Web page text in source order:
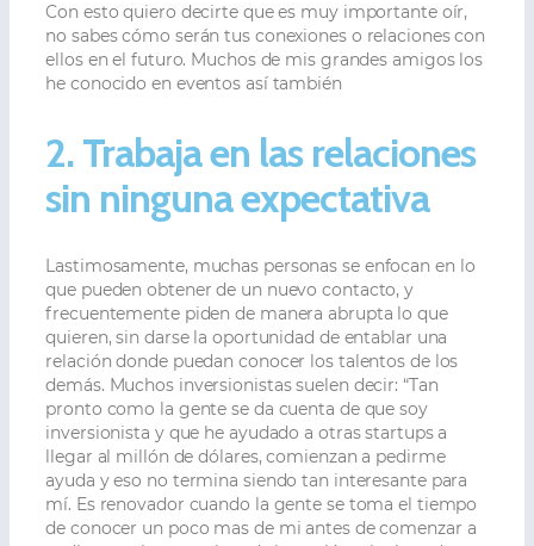
Con esto quiero decirte que es muy importante oír,
no sabes cómo serán tus conexiones o relaciones con
ellos en el futuro. Muchos de mis grandes amigos los
he conocido en eventos así también
2. Trabaja en las relaciones
sin ninguna expectativa
Lastimosamente, muchas personas se enfocan en lo
que pueden obtener de un nuevo contacto, y
frecuentemente piden de manera abrupta lo que
quieren, sin darse la oportunidad de entablar una
relación donde puedan conocer los talentos de los
demás. Muchos inversionistas suelen decir: “Tan
pronto como la gente se da cuenta de que soy
inversionista y que he ayudado a otras startups a
llegar al millón de dólares, comienzan a pedirme
ayuda y eso no termina siendo tan interesante para
mí. Es renovador cuando la gente se toma el tiempo
de conocer un poco mas de mi antes de comenzar a